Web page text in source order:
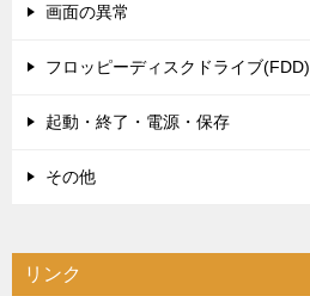
画面の異常
フロッピーディスクドライブ(FDD)
起動・終了・電源・保存
その他
リンク